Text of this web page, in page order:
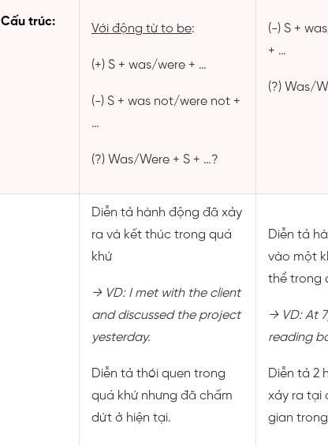
Cấu trúc:
Với động từ to be:
(+) S + was/were + …
(-) S + was not/were not +
…
(?) Was/Were + S + …?
(-) S +
+ …
(?) Was/
Diễn tả hành động đã xảy
ra và kết thúc trong quá
khứ
→ VD: I met with the client
and discussed the project
yesterday.
Diễn tả thói quen trong
quá khứ nhưng đã chấm
dứt ở hiện tại.
Diễn tả
vào một
thể trong
→ VD:At
reading
Diễn tả 2
xảy ra tại
gian